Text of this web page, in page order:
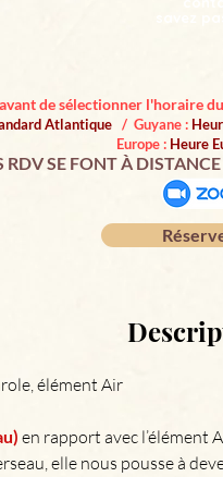
de sélectionner l'horaire
Atlantique / Guyane :
Europe : Heure
RDV SE FONT À
élément Air
en rapport avec l’élément
elle nous pousse à